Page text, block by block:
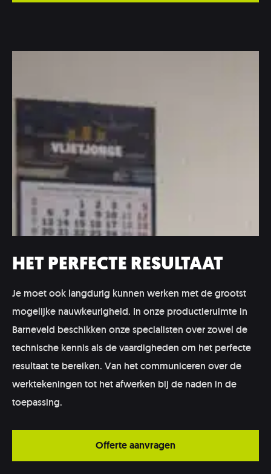
HET PERFECTE RESULTAAT
Je moet ook langdurig kunnen werken met de grootst
mogelijke nauwkeurigheid. In onze productieruimte in
Barneveld beschikken onze specialisten over zowel de
technische kennis als de vaardigheden om het perfecte
resultaat te bereiken. Van het communiceren over de
werktekeningen tot het afwerken bij de naden in de
toepassing.
Offerte aanvragen